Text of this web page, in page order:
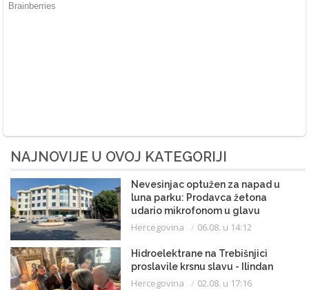
NAJNOVIJE U OVOJ KATEGORIJI
Nevesinjac optužen za napad u
luna parku: Prodavca žetona
udario mikrofonom u glavu
Hercegovina 06.08. u 14:12
Hidroelektrane na Trebišnjici
proslavile krsnu slavu - Ilindan
Hercegovina 02.08. u 17:16